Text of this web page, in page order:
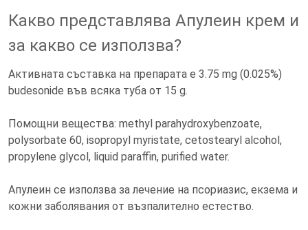
Какво представлява Апулеин крем и
за какво се използва?
Активната съставка на препарата е 3.75 mg (0.025%)
budesonide във всяка туба от 15 g.
Помощни вещества: methyl parahydroxybenzoate,
polysorbate 60, isopropyl myristate, cetostearyl alcohol,
propylene glycol, liquid paraffin, purified water.
Апулеин се използва за лечение на псориазис, екзема и
кожни заболявания от възпалително естество.